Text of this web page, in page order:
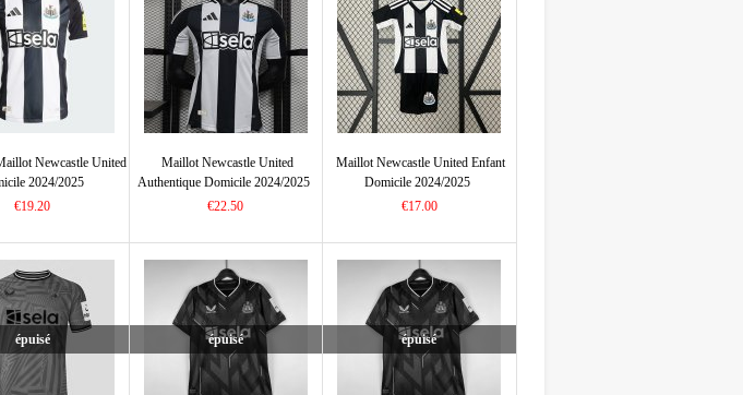
Newcastle United
2024/2025
€19.20
Maillot Newcastle United
Authentique Domicile 2024/2025
€22.50
Maillot Newcastle United Enfant
Domicile 2024/2025
€17.00
épuisé épuisé épuisé